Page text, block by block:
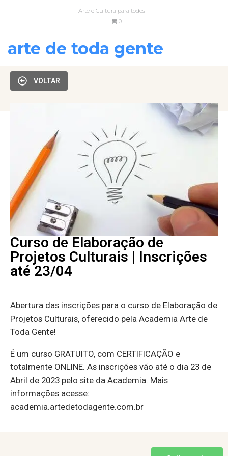
Arte e Cultura para todos
0
arte de toda gente
VOLTAR
Curso de Elaboração de
Projetos Culturais | Inscrições
até 23/04
Abertura das inscrições para o curso de Elaboração de
Projetos Culturais, oferecido pela Academia Arte de
Toda Gente!
É um curso GRATUITO, com CERTIFICAÇÃO e
totalmente ONLINE. As inscrições vão até o dia 23 de
Abril de 2023 pelo site da Academia. Mais
informações acesse:
academia.artedetodagente.com.br